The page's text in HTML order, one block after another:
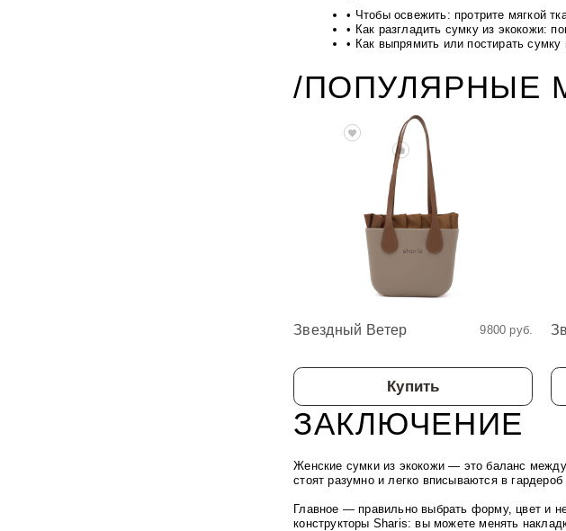
• Чтобы освежить: протрите мягкой
• Как разгладить сумку из экокожи:
• Как выпрямить или постирать сумку
/ПОПУЛЯРНЫЕ
Звездный Ветер 9800 руб.
Купить
ЗАКЛЮЧЕНИЕ
Женские сумки из экокожи — это баланс
стоят разумно и легко вписываются в
Главное — правильно выбрать форму, цвет и
конструкторы Sharis: вы можете менять